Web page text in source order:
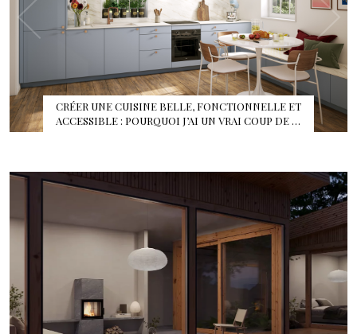
CRÉER UNE CUISINE BELLE, FONCTIONNELLE ET
ACCESSIBLE : POURQUOI J’AI UN VRAI COUP DE …